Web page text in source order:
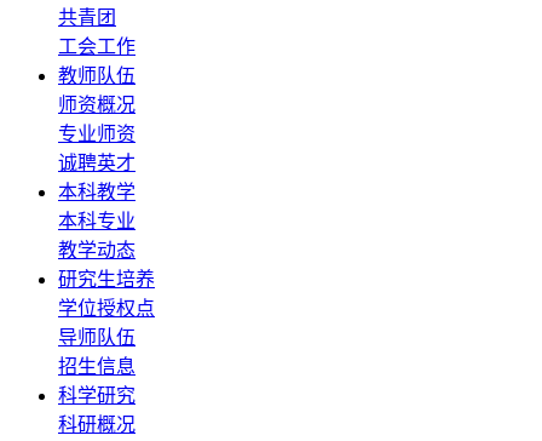
共青团
工会工作
教师队伍
师资概况
专业师资
诚聘英才
本科教学
本科专业
教学动态
研究生培养
学位授权点
导师队伍
招生信息
科学研究
科研概况